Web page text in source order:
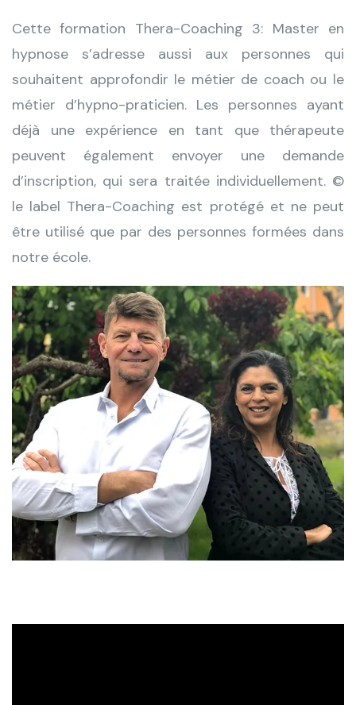
Cette formation Thera-Coaching 3: Master en
hypnose s’adresse aussi aux personnes qui
souhaitent approfondir le métier de coach ou le
métier d’hypno-praticien. Les personnes ayant
déjà une expérience en tant que thérapeute
peuvent également envoyer une demande
d’inscription, qui sera traitée individuellement. ©
le label Thera-Coaching est protégé et ne peut
être utilisé que par des personnes formées dans
notre école.